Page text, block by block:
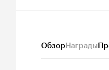
ОбзорНаграды